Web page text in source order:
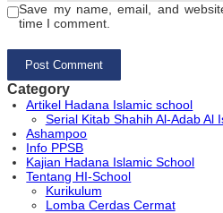
Save my name, email, and
time I comment.
Category
Artikel Hadana Islamic school
Serial Kitab Shahih Al-Adab Al
Ashampoo
Info PPSB
Kajian Hadana Islamic School
Tentang HI-School
Kurikulum
Lomba Cerdas Cermat